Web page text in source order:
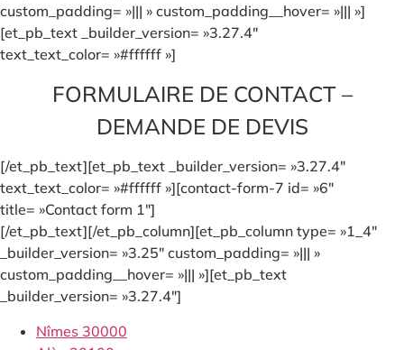
custom_padding= »||| » custom_padding__hover= »||| »]
[et_pb_text _builder_version= »3.27.4″
text_text_color= »#ffffff »]
FORMULAIRE DE CONTACT –
DEMANDE DE DEVIS
[/et_pb_text][et_pb_text _builder_version= »3.27.4″
text_text_color= »#ffffff »][contact-form-7 id= »6″
title= »Contact form 1″]
[/et_pb_text][/et_pb_column][et_pb_column type= »1_4″
_builder_version= »3.25″ custom_padding= »||| »
custom_padding__hover= »||| »][et_pb_text
_builder_version= »3.27.4″]
Nîmes 30000